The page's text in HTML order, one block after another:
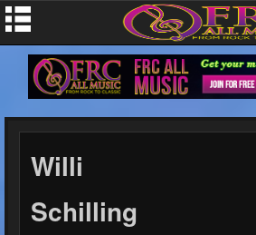
Willi
Schilling